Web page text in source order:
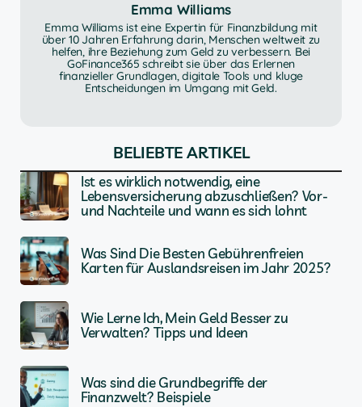
Emma Williams
Emma Williams ist eine Expertin für Finanzbildung mit
über 10 Jahren Erfahrung darin, Menschen weltweit zu
helfen, ihre Beziehung zum Geld zu verbessern. Bei
GoFinance365 schreibt sie über das Erlernen
finanzieller Grundlagen, digitale Tools und kluge
Entscheidungen im Umgang mit Geld.
BELIEBTE ARTIKEL
Ist es wirklich notwendig, eine
Lebensversicherung abzuschließen? Vor-
und Nachteile und wann es sich lohnt
Was Sind Die Besten Gebührenfreien
Karten für Auslandsreisen im Jahr 2025?
Wie Lerne Ich, Mein Geld Besser zu
Verwalten? Tipps und Ideen
Was sind die Grundbegriffe der
Finanzwelt? Beispiele